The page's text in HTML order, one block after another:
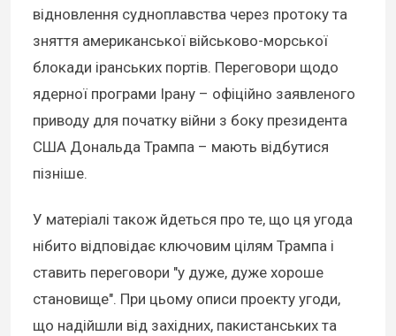
відновлення судноплавства через протоку та
зняття американської військово-морської
блокади іранських портів. Переговори щодо
ядерної програми Ірану – офіційно заявленого
приводу для початку війни з боку президента
США Дональда Трампа – мають відбутися
пізніше.
У матеріалі також йдеться про те, що ця угода
нібито відповідає ключовим цілям Трампа і
ставить переговори "у дуже, дуже хороше
становище". При цьому описи проекту угоди,
що надійшли від західних, пакистанських та